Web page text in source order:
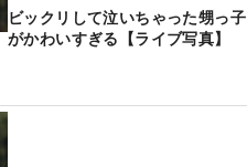
ビックリして泣いちゃった甥っ子
がかわいすぎる【ライブ写真】